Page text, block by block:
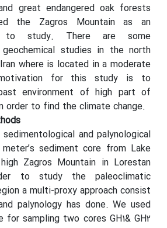
great endangered oak forests
the Zagros Mountain as an
to study. There are some
geochemical studies in the north
where is located in a moderate
for this study is to
environment of high part of
order to find the climate change.
and palynological
sediment core from Lake
Zagros Mountain in Lorestan
to study the paleoclimatic
a multi-proxy approach consist
palynology has done. We used
for sampling two cores GH1& GH2